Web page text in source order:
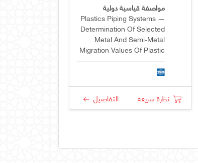
مواصفة قياسية دولية
Plastics Piping Systems —
Determination Of Selected
Metal And Semi-Metal
Migration Values Of Plastic
Joints
نظرة سريعة التفاصيل